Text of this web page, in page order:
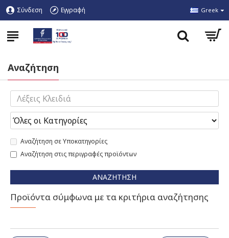
Σύνδεση Εγγραφή Greek
Αναζήτηση
Αναζήτηση σε Υποκατηγορίες
Αναζήτηση στις περιγραφές προϊόντων
ΑΝΑΖΉΤΗΣΗ
Προϊόντα σύμφωνα με τα κριτήρια αναζήτησης